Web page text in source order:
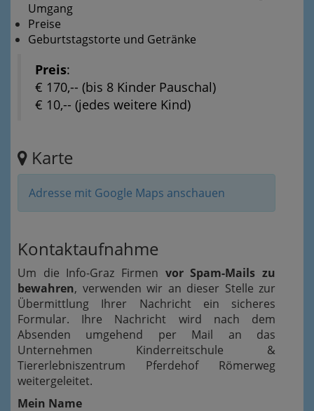
Umgang
Preise
Geburtstagstorte und Getränke
Preis:
€ 170,-- (bis 8 Kinder Pauschal)
€ 10,-- (jedes weitere Kind)
Karte
Adresse mit Google Maps anschauen
Kontaktaufnahme
Um die Info-Graz Firmen vor Spam-Mails zu
bewahren, verwenden wir an dieser Stelle zur
Übermittlung Ihrer Nachricht ein sicheres
Formular. Ihre Nachricht wird nach dem
Absenden umgehend per Mail an das
Unternehmen Kinderreitschule &
Tiererlebniszentrum Pferdehof Römerweg
weitergeleitet.
Mein Name